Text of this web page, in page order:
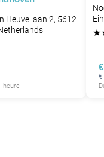
Heuvellaan 2, 5612
heure
★
€